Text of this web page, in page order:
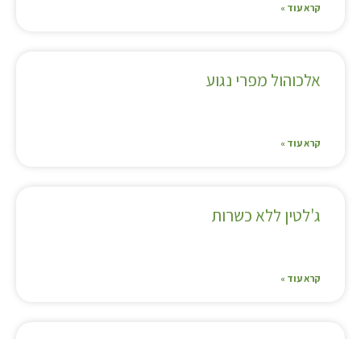
קרא עוד »
אלכוהול מפרי נגוע
קרא עוד »
ג'לטין ללא כשרות
קרא עוד »